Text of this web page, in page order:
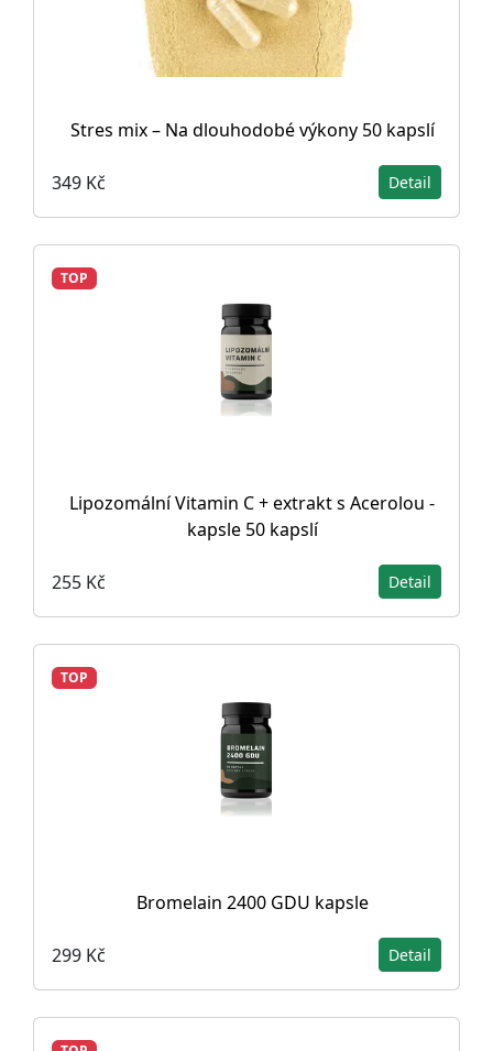
Stres mix – Na dlouhodobé výkony 50 kapslí
349 Kč Detail
TOP
Lipozomální Vitamin C + extrakt s Acerolou -
kapsle 50 kapslí
255 Kč Detail
TOP
Bromelain 2400 GDU kapsle
299 Kč Detail